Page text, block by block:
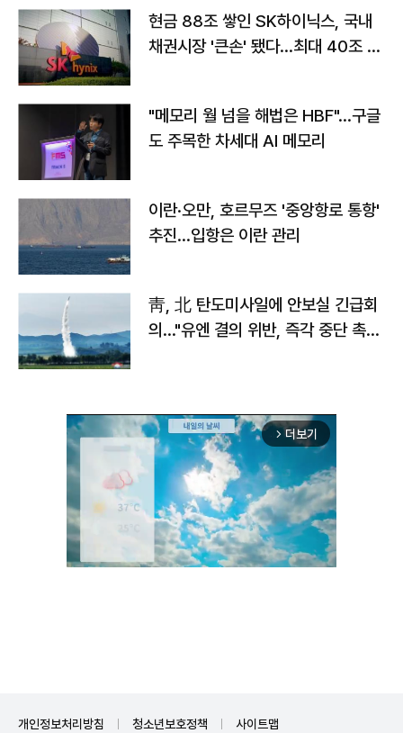
현금 88조 쌓인 SK하이닉스, 국내
채권시장 '큰손' 됐다…최대 40조 투
"메모리 월 넘을 해법은 HBF"…구글
도 주목한 차세대 AI 메모리
이란·오만, 호르무즈 '중앙항로 통항'
추진…입항은 이란 관리
靑, 北 탄도미사일에 안보실 긴급회
의…"유엔 결의 위반, 즉각 중단 촉
arrow_forward_ios 더보기
개인정보처리방침 청소년보호정책 사이트맵